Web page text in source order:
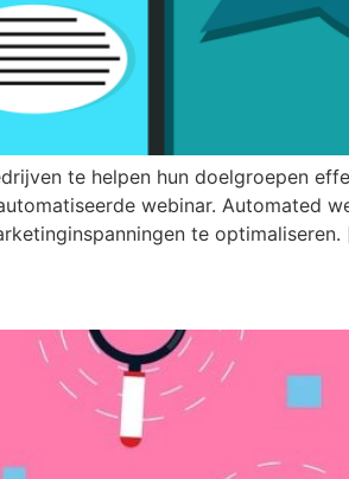
te helpen hun doelgroepen
webinar. Automated
te